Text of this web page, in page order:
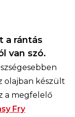
a rántás
van szó.
olajban készült
a megfelelő
Fry